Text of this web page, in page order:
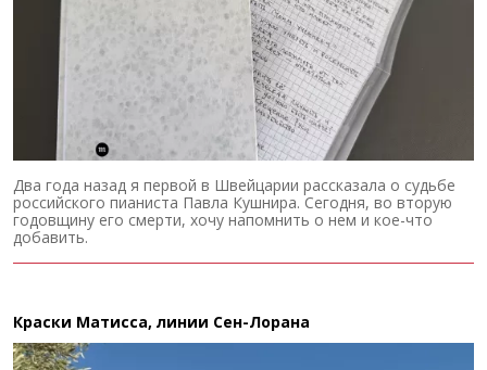
Два года назад я первой в Швейцарии рассказала о судьбе
российского пианиста Павла Кушнира. Сегодня, во вторую
годовщину его смерти, хочу напомнить о нем и кое-что
добавить.
Краски Матисса, линии Сен-Лорана